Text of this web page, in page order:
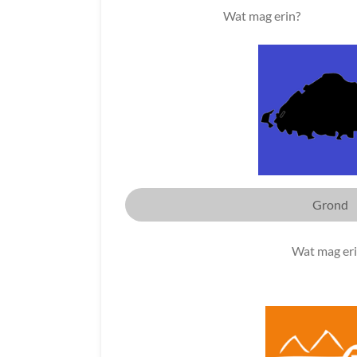
Wat mag erin?
Grond
Wat mag